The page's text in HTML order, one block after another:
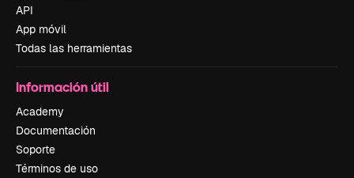
API
App móvil
Todas las herramientas
Información útil
Academy
Documentación
Soporte
Términos de uso